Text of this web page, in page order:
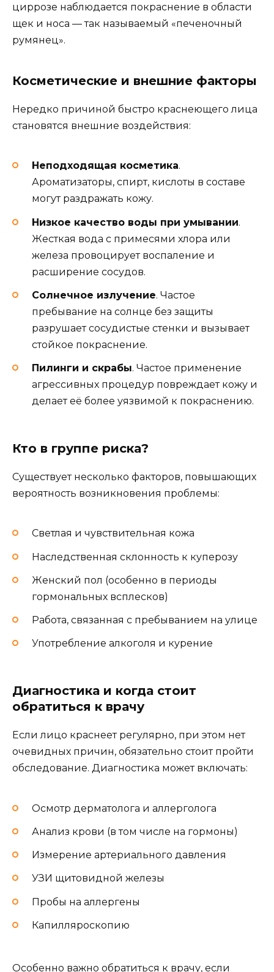
циррозе наблюдается покраснение в области
щек и носа — так называемый «печеночный
румянец».
Косметические и внешние факторы
Нередко причиной быстро краснеющего лица
становятся внешние воздействия:
Неподходящая косметика.
Ароматизаторы, спирт, кислоты в составе
могут раздражать кожу.
Низкое качество воды при умывании.
Жесткая вода с примесями хлора или
железа провоцирует воспаление и
расширение сосудов.
Солнечное излучение. Частое
пребывание на солнце без защиты
разрушает сосудистые стенки и вызывает
стойкое покраснение.
Пилинги и скрабы. Частое применение
агрессивных процедур повреждает кожу и
делает её более уязвимой к покраснению.
Кто в группе риска?
Существует несколько факторов, повышающих
вероятность возникновения проблемы:
Светлая и чувствительная кожа
Наследственная склонность к куперозу
Женский пол (особенно в периоды
гормональных всплесков)
Работа, связанная с пребыванием на улице
Употребление алкоголя и курение
Диагностика и когда стоит
обратиться к врачу
Если лицо краснеет регулярно, при этом нет
очевидных причин, обязательно стоит пройти
обследование. Диагностика может включать:
Осмотр дерматолога и аллерголога
Анализ крови (в том числе на гормоны)
Измерение артериального давления
УЗИ щитовидной железы
Пробы на аллергены
Капилляроскопию
Особенно важно обратиться к врачу, если